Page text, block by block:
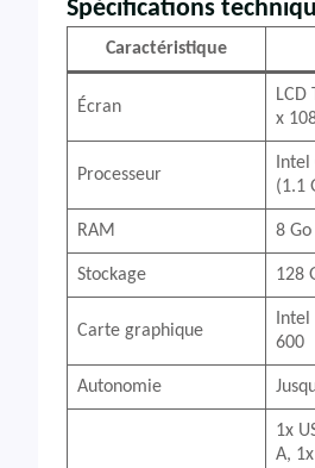
Spécifications
Caractéristique
Écran
LCD
x
Processeur
(1.1
RAM 8 Go
Stockage 128
Carte graphique
600
Autonomie
1x
A,